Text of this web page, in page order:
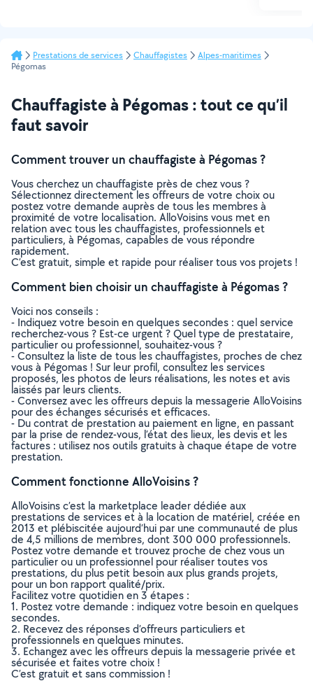
Prestations de services Chauffagistes
Alpes-maritimes
Pégomas
Chauffagiste à Pégomas : tout ce qu’il
faut savoir
Comment trouver un chauffagiste à Pégomas ?
Vous cherchez un chauffagiste près de chez vous ?
Sélectionnez directement les offreurs de votre choix ou
postez votre demande auprès de tous les membres à
proximité de votre localisation. AlloVoisins vous met en
relation avec tous les chauffagistes, professionnels et
particuliers, à Pégomas, capables de vous répondre
rapidement.
C’est gratuit, simple et rapide pour réaliser tous vos projets !
Comment bien choisir un chauffagiste à Pégomas ?
Voici nos conseils :
- Indiquez votre besoin en quelques secondes : quel service
recherchez-vous ? Est-ce urgent ? Quel type de prestataire,
particulier ou professionnel, souhaitez-vous ?
- Consultez la liste de tous les chauffagistes, proches de chez
vous à Pégomas ! Sur leur profil, consultez les services
proposés, les photos de leurs réalisations, les notes et avis
laissés par leurs clients.
- Conversez avec les offreurs depuis la messagerie AlloVoisins
pour des échanges sécurisés et efficaces.
- Du contrat de prestation au paiement en ligne, en passant
par la prise de rendez-vous, l’état des lieux, les devis et les
factures : utilisez nos outils gratuits à chaque étape de votre
prestation.
Comment fonctionne AlloVoisins ?
AlloVoisins c’est la marketplace leader dédiée aux
prestations de services et à la location de matériel, créée en
2013 et plébiscitée aujourd’hui par une communauté de plus
de 4,5 millions de membres, dont 300 000 professionnels.
Postez votre demande et trouvez proche de chez vous un
particulier ou un professionnel pour réaliser toutes vos
prestations, du plus petit besoin aux plus grands projets,
pour un bon rapport qualité/prix.
Facilitez votre quotidien en 3 étapes :
1. Postez votre demande : indiquez votre besoin en quelques
secondes.
2. Recevez des réponses d’offreurs particuliers et
professionnels en quelques minutes.
3. Echangez avec les offreurs depuis la messagerie privée et
sécurisée et faites votre choix !
C’est gratuit et sans commission !